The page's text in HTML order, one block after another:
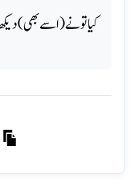
کیا تو نے (اسے بھی)